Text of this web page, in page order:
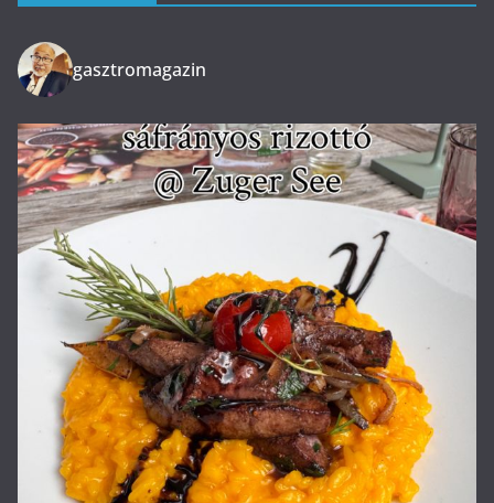
gasztromagazin